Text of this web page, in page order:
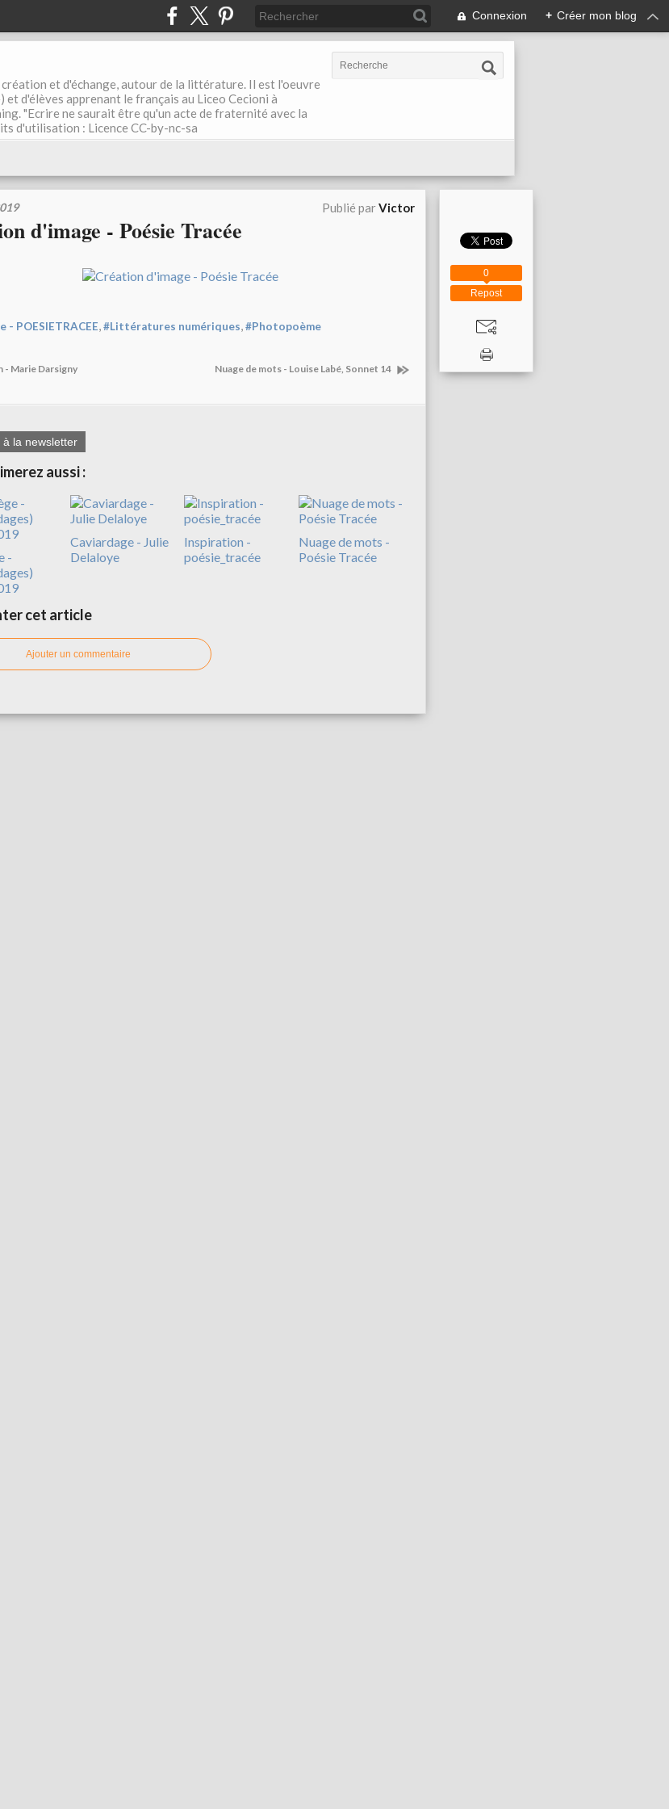
Connexion + Créer mon blog
et d'échange, autour de la littérature. Il est l'oeuvre
d'élèves apprenant le français au Liceo Cecioni à
"Ecrire ne saurait être qu'un acte de fraternité avec la
d'utilisation : Licence CC-by-nc-sa
Publié parVictor
d'image - Poésie Tracée
- POESIETRACEE,#Littératures numériques,#Photopoème
- Marie Darsigny Nuage de mots - Louise Labé, Sonnet 14
à la newsletter
aussi :
-
Caviardage - Julie
Delaloye
Inspiration -
poésie_tracée
Nuage de mots -
Poésie Tracée
cet article
Ajouter un commentaire
Repost
0